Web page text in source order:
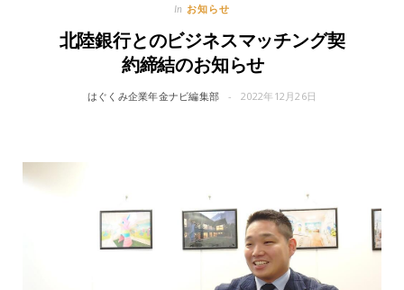
In お知らせ
北陸銀行とのビジネスマッチング契
約締結のお知らせ
はぐくみ企業年金ナビ編集部 2022年12月26日